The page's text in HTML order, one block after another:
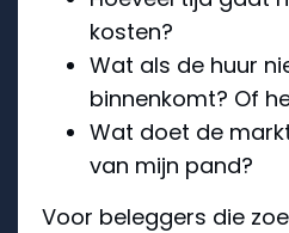
kosten?
Wat als de huur
binnenkomt? Of
Wat doet de
van mijn pand?
Voor beleggers die